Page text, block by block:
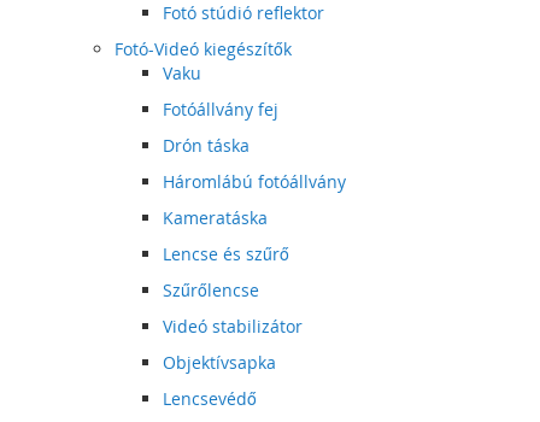
Fotó stúdió reflektor
Fotó-Videó kiegészítők
Vaku
Fotóállvány fej
Drón táska
Háromlábú fotóállvány
Kameratáska
Lencse és szűrő
Szűrőlencse
Videó stabilizátor
Objektívsapka
Lencsevédő